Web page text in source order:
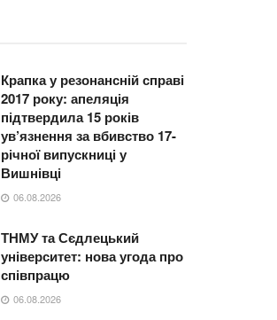
Крапка у резонансній справі
2017 року: апеляція
підтвердила 15 років
ув’язнення за вбивство 17-
річної випускниці у
Вишнівці
06.08.2026
ТНМУ та Сєдлецький
університет: нова угода про
співпрацю
06.08.2026